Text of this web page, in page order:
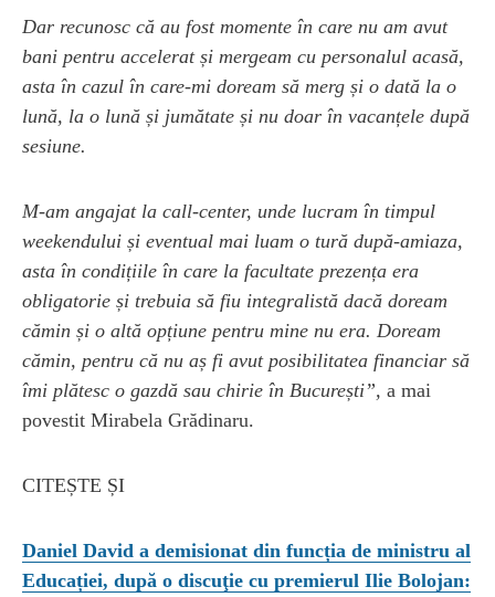
Dar recunosc că au fost momente în care nu am avut
bani pentru accelerat și mergeam cu personalul acasă,
asta în cazul în care-mi doream să merg și o dată la o
lună, la o lună și jumătate și nu doar în vacanțele după
sesiune.
M-am angajat la call-center, unde lucram în timpul
weekendului și eventual mai luam o tură după-amiaza,
asta în condițiile în care la facultate prezența era
obligatorie și trebuia să fiu integralistă dacă doream
cămin și o altă opțiune pentru mine nu era. Doream
cămin, pentru că nu aș fi avut posibilitatea financiar să
îmi plătesc o gazdă sau chirie în București”, a mai
povestit Mirabela Grădinaru.
CITEȘTE ȘI
Daniel David a demisionat din funcția de ministru al
Educației, după o discuţie cu premierul Ilie Bolojan: